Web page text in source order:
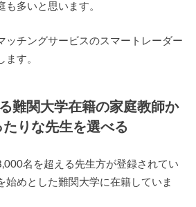
多いと思います。
ッチングサービスのスマートレーダー
ます。
難関大学在籍の家庭教師か
りな先生を選べる
名を超える先生方が登録されてい
始めとした難関大学に在籍していま